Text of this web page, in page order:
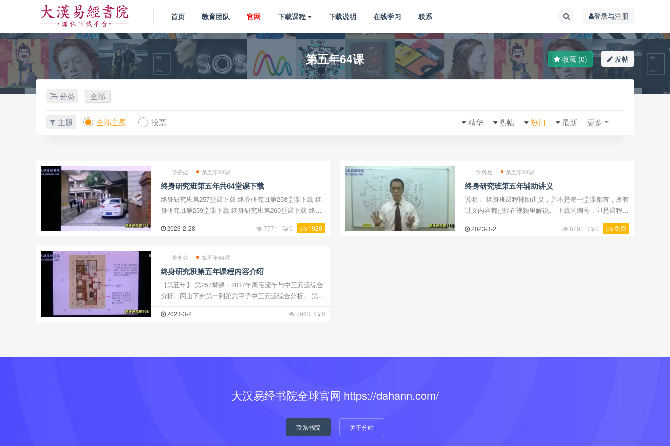
首页 教育团队 官网 下载课程 下载说明 在线学习 联系 登录与注册
第五年64课 收藏 (0) 发帖
分类 全部
主题 全部主题 投票 更多
最新
热门
热帖
精华
学务处 第五年64课
终身研究班第五年共64堂课下载
终身研究班第257堂课下载 终身研究班第258堂课下载 终
身研究班第259堂课下载 终身研究班第260堂课下载 终身
究班第263堂课下载 终身研究班第264堂课下载 ...
2023-2-28 7771 0 1920
学务处 第五年64课
终身研究班第五年辅助讲义
说明： 终身班课程辅助讲义，并不是每一堂课都有，所有
讲义内容都已经在视频里解说。 下载的编号，即是课程对
当您尚未加入终身班时，用来了解课程内容的。 如您已
2023-3-2 8291 0 免费
学务处 第五年64课
终身研究班第五年课程内容介绍
【第五年】 第257堂课：2017年离宅流年与中三元运综合
分析。丙山下卦第一到第六甲子中三元运综合分析。 第
第259堂课：2017年坤宅流年与中三元运综合分析。未山
2023-3-2 7963 0
大汉易经书院全球官网 https://dahann.com/
联系书院 关于分站